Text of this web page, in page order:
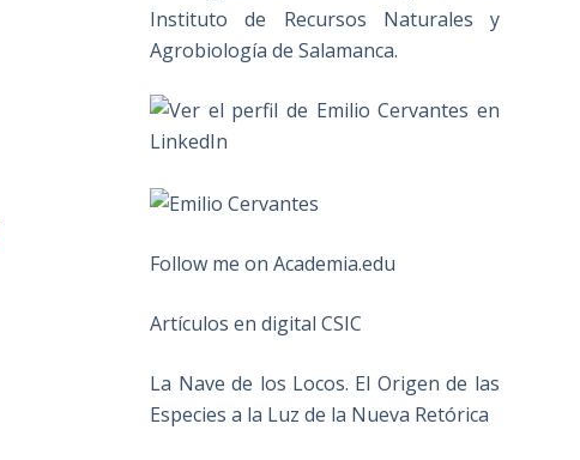
Instituto de Recursos Naturales y
Agrobiología de Salamanca.
Follow me on Academia.edu
Artículos en digital CSIC
La Nave de los Locos. El Origen de las
Especies a la Luz de la Nueva Retórica